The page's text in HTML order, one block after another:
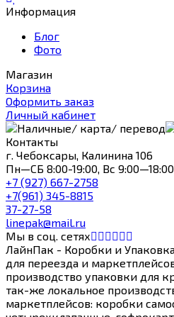
Информация
Блог
Фото
Магазин
Корзина
Оформить заказ
Личный кабинет
Контакты
г. Чебоксары, Калинина 106
Пн—СБ 8:00-19:00, Вс 9:00—18:00
+7 (927) 667-2758
+7(961) 345-8815
37-27-58
linepak@mail.ru
Мы в соц. сетях
ЛайнПак - Коробки и
для переезда и
производство упаковки для
так-же локальное
маркетплейсов: коробки